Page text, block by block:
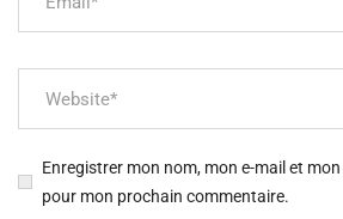
Enregistrer mon nom, mon e-mail et
pour mon prochain commentaire.